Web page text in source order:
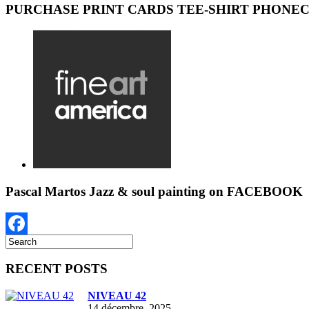
PURCHASE PRINT CARDS TEE-SHIRT
Pascal Martos Jazz & soul painting on FACEBOOK
Facebook
RECENT POSTS
NIVEAU 42